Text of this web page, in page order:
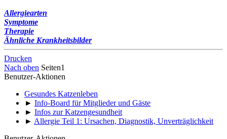
Allergiearten
Symptome
Therapie
Ähnliche Krankheitsbilder
Drucken
Nach oben Seiten1
Benutzer-Aktionen
Gesundes Katzenleben
► Info-Board für Mitglieder und Gäste
► Infos zur Katzengesundheit
► Allergie Teil 1: Ursachen, Diagnostik, Unverträglichkeit